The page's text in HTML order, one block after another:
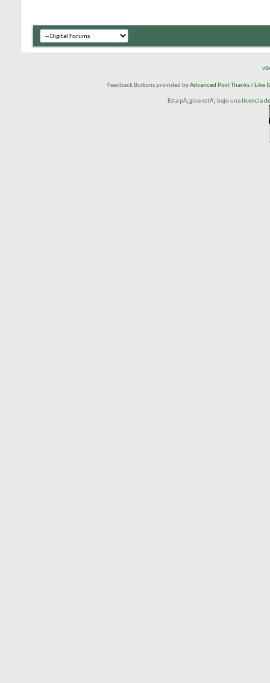
Feedback Buttons provided byAdvanced Post Thanks / Like
Esta pÃ¡gina estÃ¡ bajo una licencia